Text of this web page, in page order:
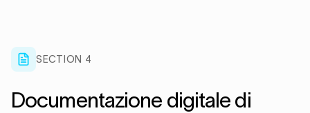
SECTION 4
Documentazione digitale di